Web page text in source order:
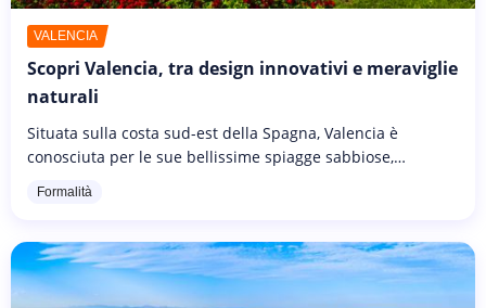
VALENCIA
Scopri Valencia, tra design innovativi e meraviglie
naturali
Situata sulla costa sud-est della Spagna, Valencia è
conosciuta per le sue bellissime spiagge sabbiose,
Formalità